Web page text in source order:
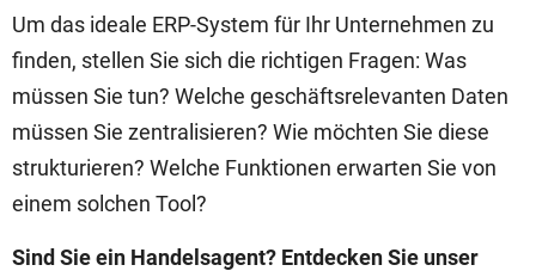
Um das ideale ERP-System für Ihr Unternehmen zu
finden, stellen Sie sich die richtigen Fragen: Was
müssen Sie tun? Welche geschäftsrelevanten Daten
müssen Sie zentralisieren? Wie möchten Sie diese
strukturieren? Welche Funktionen erwarten Sie von
einem solchen Tool?
Sind Sie ein Handelsagent? Entdecken Sie unser